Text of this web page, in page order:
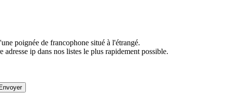
poignée de francophone situé à l'étrangé.
ip dans nos listes le plus rapidement possible.